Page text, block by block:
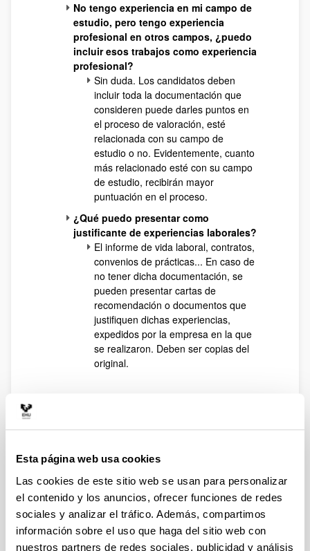
Esta página web usa cookies
Las cookies de este sitio web se usan para personalizar
el contenido y los anuncios, ofrecer funciones de redes
sociales y analizar el tráfico. Además, compartimos
información sobre el uso que haga del sitio web con
nuestros partners de redes sociales, publicidad y análisis
No tengo experiencia en mi campo de
estudio, pero tengo experiencia
profesional en otros campos, ¿puedo
incluir esos trabajos como experiencia
profesional?
Sin duda. Los candidatos deben
incluir toda la documentación que
consideren puede darles puntos en
el proceso de valoración, esté
relacionada con su campo de
estudio o no. Evidentemente, cuanto
más relacionado esté con su campo
de estudio, recibirán mayor
puntuación en el proceso.
¿Qué puedo presentar como
justificante de experiencias laborales?
El informe de vida laboral, contratos,
convenios de prácticas... En caso de
no tener dicha documentación, se
pueden presentar cartas de
recomendación o documentos que
justifiquen dichas experiencias,
expedidos por la empresa en la que
se realizaron. Deben ser copias del
original.
¿Cuándo serán las pruebas de
inglés?
A finales de septiembre. Se avisrá
por email y se publicará en la web.
¿Es obligatorio hacer la prueba de
inglés?Sí, salvo que se acredite un titulo
B2 de 4 años o menos de antigüedad.